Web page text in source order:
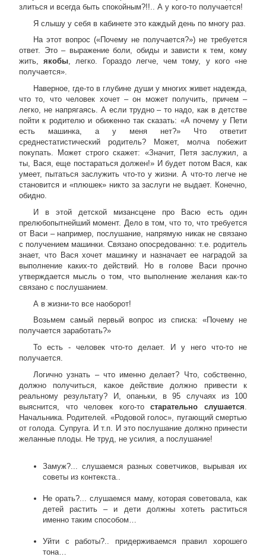
злиться и всегда быть спокойным?!!.. А у кого-то получается!
Я слышу у себя в кабинете это каждый день по многу раз.
На этот вопрос («Почему не получается?») не требуется
ответ. Это – выражение боли, обиды и зависти к тем, кому
жить,якобы, легко. Гораздо легче, чем тому, у кого «не
получается».
Наверное, где-то в глубине души у многих живет надежда,
что то, что человек хочет – он может получить, причем –
легко, не напрягаясь. А если трудно – то надо, как в детстве
пойти к родителю и обиженно так сказать: «А почему у Пети
есть машинка, а у меня нет?» Что ответит
среднестатистический родитель? Может, молча побежит
покупать. Может строго скажет: «Значит, Петя заслужил, а
ты, Вася, еще постараться должен!» И будет потом Вася, как
умеет, пытаться заслужить что-то у жизни. А что-то легче не
становится и «плюшек» никто за заслуги не выдает. Конечно,
обидно.
И в этой детской мизансцене про Васю есть один
прелюбопытнейший момент. Дело в том, что то, что требуется
от Васи – например, послушание, напрямую никак не связано
с получением машинки. Связано опосредованно: т.е. родитель
знает, что Вася хочет машинку и назначает ее наградой за
выполнение каких-то действий. Но в голове Васи прочно
утверждается мысль о том, что выполнение желания как-то
связано с послушанием.
А в жизни-то все наоборот!
Возьмем самый первый вопрос из списка: «Почему не
получается заработать?»
То есть - человек что-то делает. И у него что-то не
получается.
Логично узнать – что именно делает? Что, собственно,
должно получиться, какое действие должно привести к
реальному результату? И, опаньки, в 95 случаях из 100
выяснится, что человек кого-тостарательно слушается
Начальника. Родителей. «Родовой голос», пугающий смертью
от голода. Супруга. И т.п. И это послушание должно принести
желанные плоды. Не труд, не усилия, а послушание!
Замуж?... слушаемся разных советчиков, вырывая их
советы из контекста..
Не орать?... слушаемся маму, которая советовала, как
детей растить – и дети должны хотеть раститься
именно таким способом…
Уйти с работы?.. придерживаемся правил хорошего
тона…